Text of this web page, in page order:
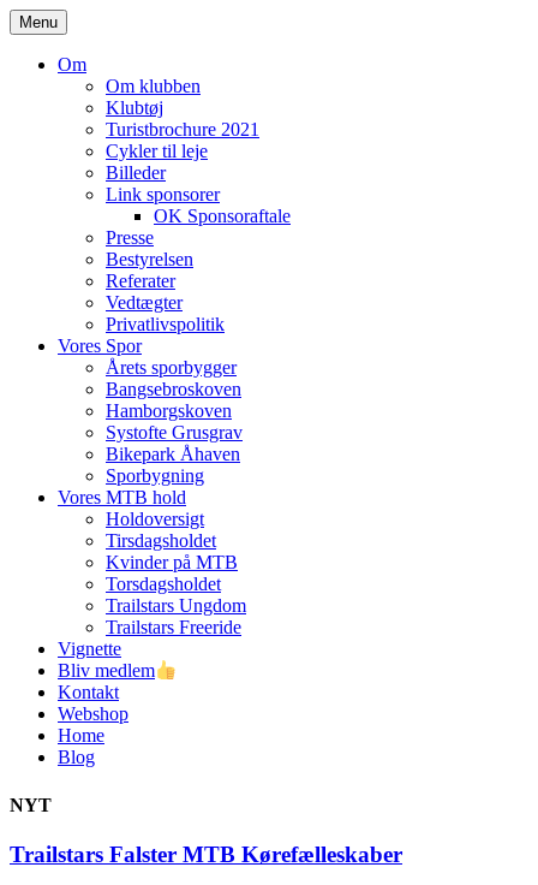
Skip
to
content
Menu
Om
Om klubben
Klubtøj
Turistbrochure 2021
Cykler til leje
Billeder
Link sponsorer
OK Sponsoraftale
Presse
Bestyrelsen
Referater
Vedtægter
Privatlivspolitik
Vores Spor
Årets sporbygger
Bangsebroskoven
Hamborgskoven
Systofte Grusgrav
Bikepark Åhaven
Sporbygning
Vores MTB hold
Holdoversigt
Tirsdagsholdet
Kvinder på MTB
Torsdagsholdet
Trailstars Ungdom
Trailstars Freeride
Vignette
Bliv medlem
Kontakt
Webshop
Home
Blog
NYT
Trailstars Falster MTB Kørefælleskaber